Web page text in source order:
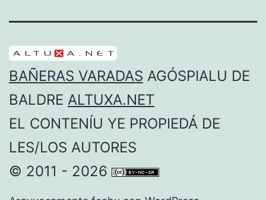
BAÑERAS VARADAS AGÓSPIALU DE
BALDRE ALTUXA.NET
EL CONTENÍU YE PROPIEDÁ DE
LES/LOS AUTORES
© 2011 - 2026